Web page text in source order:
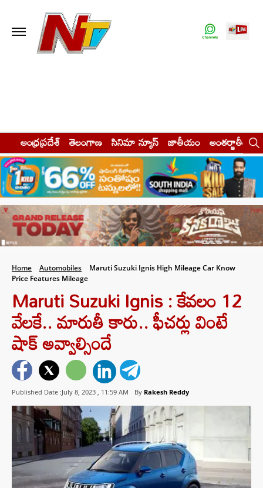
ఆంధ్రప్రదేశ్ తెలంగాణ సినిమా న్యూస్ జాతీయం అంతర్జాతీయం
Home Automobiles
Maruti Suzuki Ignis High Mileage Car Know
Price Features Mileage
Maruti Suzuki Ignis : కేవలం 12
వేలకే.. మారుతీ కారు.. ఫీచర్లు వింటే
షాక్ అవ్వాల్సిందే
Published Date :July 8, 2023 , 11:59 AM By Rakesh Reddy